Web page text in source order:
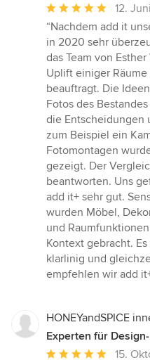
Durchschnittliche
Bewertung:
5
von
5
Sternen
12.
“Nachdem add it
in 2020 sehr
das Team von
Uplift einiger Räume
beauftragt. Die
Fotos des
die Entscheidungen
zum Beispiel ein
Fotomontagen
gezeigt. Der
beantworten. Uns
add it+ sehr gut.
wurden Möbel,
und
Kontext gebracht.
klarlinig und
empfehlen wir add
HONEYandSPICE
Experten für
Durchschnittliche
15.